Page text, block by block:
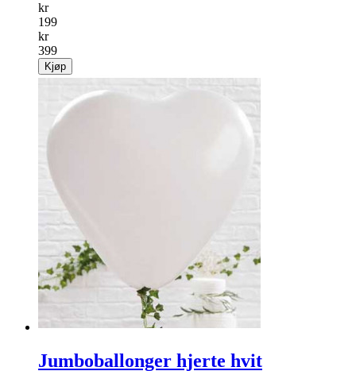
kr
199
kr
399
Kjøp
Jumboballonger hjerte hvit